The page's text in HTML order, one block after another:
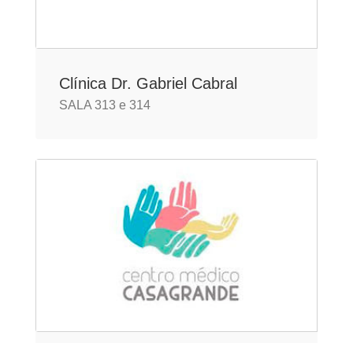
Clínica Dr. Gabriel Cabral
SALA 313 e 314